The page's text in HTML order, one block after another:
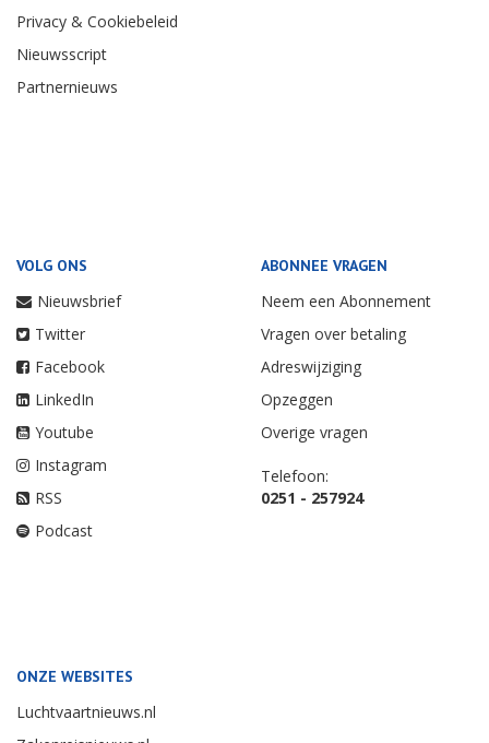
Privacy & Cookiebeleid
Nieuwsscript
Partnernieuws
VOLG ONS
Nieuwsbrief
Twitter
Facebook
LinkedIn
Youtube
Instagram
RSS
Podcast
ABONNEE VRAGEN
Neem een Abonnement
Vragen over betaling
Adreswijziging
Opzeggen
Overige vragen
Telefoon:
0251 - 257924
ONZE WEBSITES
Luchtvaartnieuws.nl